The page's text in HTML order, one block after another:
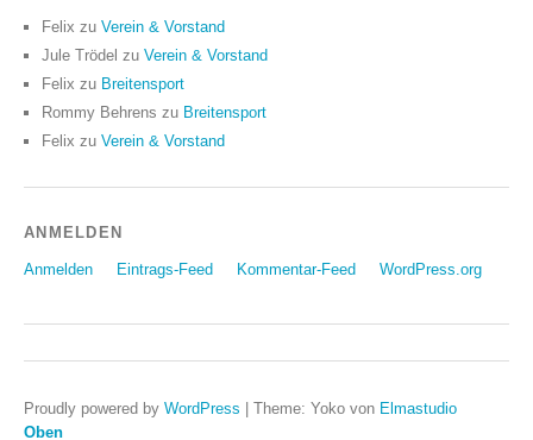
Felix zu Verein & Vorstand
Jule Trödel zu Verein & Vorstand
Felix zu Breitensport
Rommy Behrens zu Breitensport
Felix zu Verein & Vorstand
ANMELDEN
Anmelden Eintrags-Feed Kommentar-Feed WordPress.org
Proudly powered by WordPress | Theme: Yoko von Elmastudio
Oben